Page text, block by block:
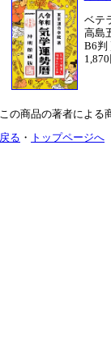
ベテ
高島
B6判
この商品の著者による
戻る ・ トップページへ